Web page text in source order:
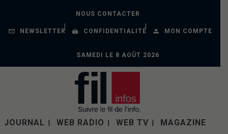
NOUS CONTACTER
NEWSLETTER CONFIDENTIALITÉ MON COMPTE
SAMEDI LE 8 AOÛT 2026
JOURNAL WEB RADIO WEB TV MAGAZINE